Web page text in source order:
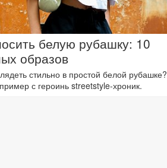
белую рубашку: 10
образов
стильно в простой белой рубашке?
с героинь streetstyle-хроник.